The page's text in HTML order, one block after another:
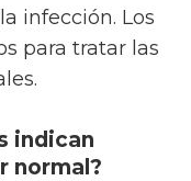
infección. Los
para tratar las
indican
normal?